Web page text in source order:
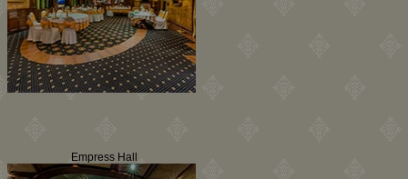
Empress Hall